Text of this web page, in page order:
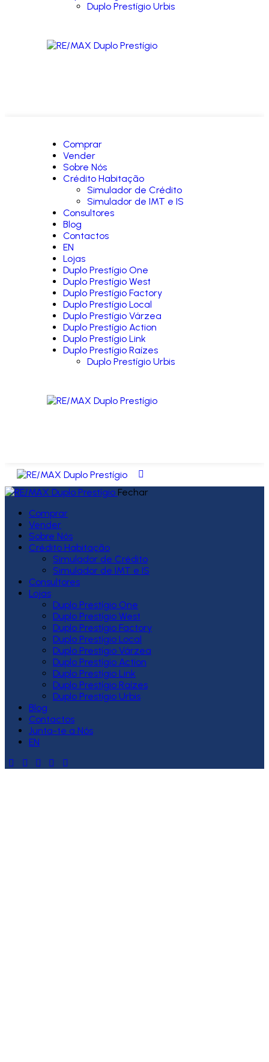
Duplo Prestígio Urbis
Comprar
Vender
Sobre Nós
Crédito Habitação
Simulador de Crédito
Simulador de IMT e IS
Consultores
Blog
Contactos
EN
Lojas
Duplo Prestígio One
Duplo Prestígio West
Duplo Prestígio Factory
Duplo Prestígio Local
Duplo Prestígio Várzea
Duplo Prestígio Action
Duplo Prestígio Link
Duplo Prestígio Raízes
Duplo Prestígio Urbis
Fechar
Comprar
Vender
Sobre Nós
Crédito Habitação
Simulador de Crédito
Simulador de IMT e IS
Consultores
Lojas
Duplo Prestígio One
Duplo Prestígio West
Duplo Prestígio Factory
Duplo Prestígio Local
Duplo Prestígio Várzea
Duplo Prestígio Action
Duplo Prestígio Link
Duplo Prestígio Raízes
Duplo Prestígio Urbis
Blog
Contactos
Junta-te a Nós
EN